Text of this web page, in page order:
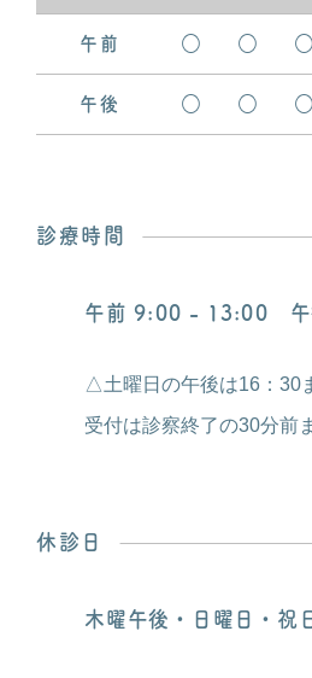
午前 ○ ○ ○
午後 ○ ○ ○
診療時間
午前 9:00 - 13:00
△土曜日の午後は16：30
受付は診察終了の30分前
休診日
木曜午後・日曜日・祝